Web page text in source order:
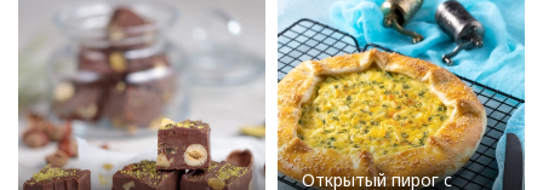
Открытый пирог с